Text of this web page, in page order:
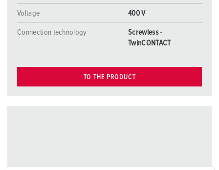
Voltage 400 V
Connection technology
Screwless -
TwinCONTACT
TO THE PRODUCT